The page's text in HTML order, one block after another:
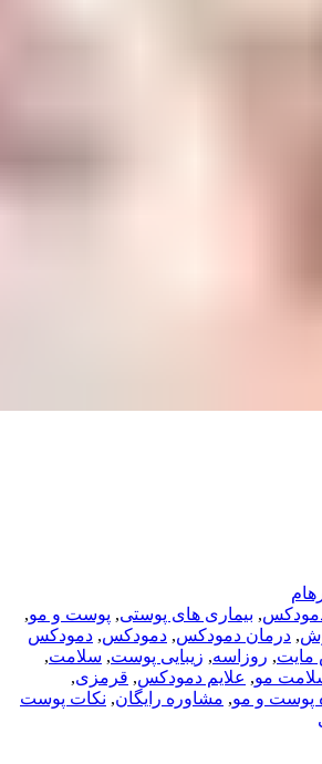
دمودکس, بیماری های پوستی, پوست و مو,
, درمان دمودکس, دمودکس, دمودکس
مایت, روزاسه, زیبایی پوست, سلامت,
مو, علایم دمودکس, قرمزی,
پوست و مو, مشاوره رایگان, نکات پوست